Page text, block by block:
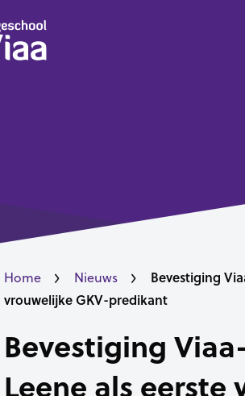
Home Nieuws
Bevestiging
vrouwelijke GKV-predikant
Bevestiging
Leene als eerste